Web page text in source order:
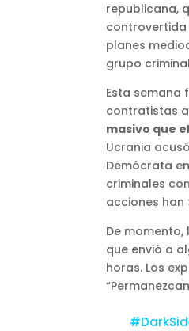
republicana,
controvertida
planes
grupo
Esta semana
contratistas
masivo que
Ucrania
Demócrata
criminales
acciones
De momento,
que envió a
horas. Los